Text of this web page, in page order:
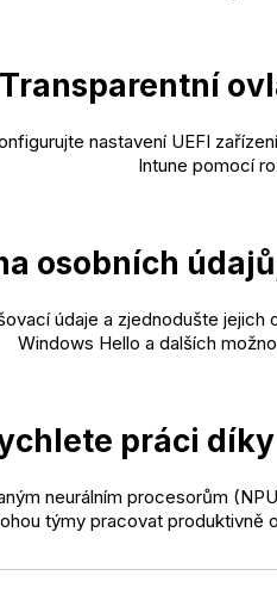
Transparentní
nastavení UEFI
Intune pomocí
osobních
údaje a zjednodušte jejich
Windows Hello a dalších
práci
neurálním procesorům
týmy pracovat produktivně